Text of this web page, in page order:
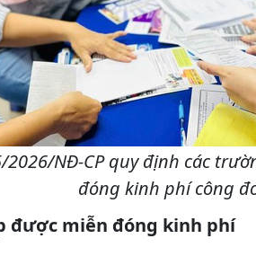
2026/NĐ-CP quy định các
đóng kinh phí công
được miễn đóng kinh phí